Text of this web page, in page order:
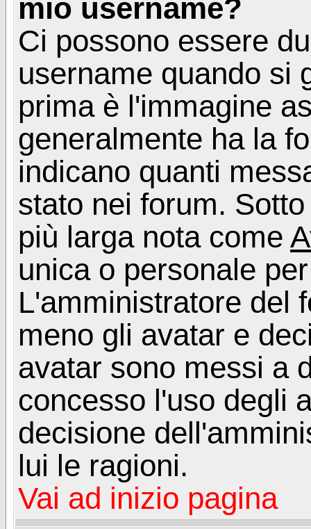
mio username?
Ci possono essere
username quando si
prima è l'immagine
generalmente ha la
indicano quanti
stato nei forum.
più larga nota come
unica o personale
L'amministratore del
meno gli avatar e
avatar sono messi a
concesso l'uso degli
decisione
lui le ragioni.
Vai ad inizio pagina